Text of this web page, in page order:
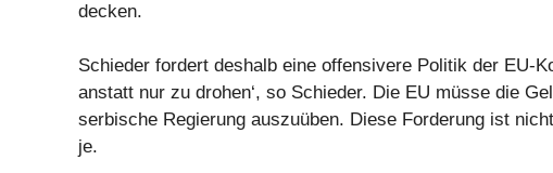
decken.
Schieder fordert deshalb eine offensivere Politik der EU-
anstatt nur zu drohen‘, so Schieder. Die EU müsse die
serbische Regierung auszuüben. Diese Forderung ist
je.